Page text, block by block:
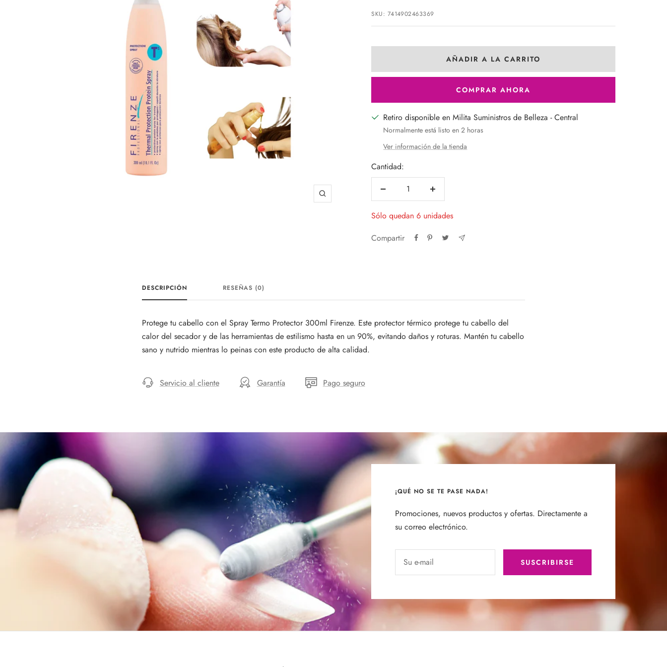
Zoom
de
venta
SKU: 7414902463369
AÑADIR A LA CARRITO
COMPRAR AHORA
Retiro disponible en Milita Suministros de Belleza - Central
Normalmente está listo en 2 horas
Ver información de la tienda
Cantidad:
Decrecer
Aumentar
Sólo quedan 6 unidades
Compartir
DESCRIPCIÓN RESEÑAS (0)
Protege tu cabello con el Spray Termo Protector 300ml Firenze. Este protector térmico protege tu cabello del
calor del secador y de las herramientas de estilismo hasta en un 90%, evitando daños y roturas. Mantén tu cabello
sano y nutrido mientras lo peinas con este producto de alta calidad.
Servicio al cliente Garantía Pago seguro
¡QUÉ NO SE TE PASE NADA!
Promociones, nuevos productos y ofertas. Directamente a
su correo electrónico.
Su e-mail SUSCRIBIRSE